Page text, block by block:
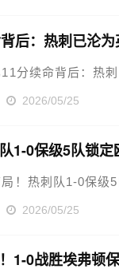
后：热刺已沦为
分续命背后：热
2026/05/25
1-0保级5队锁
！热刺队1-0保级
2026/05/25
1-0战胜埃弗顿